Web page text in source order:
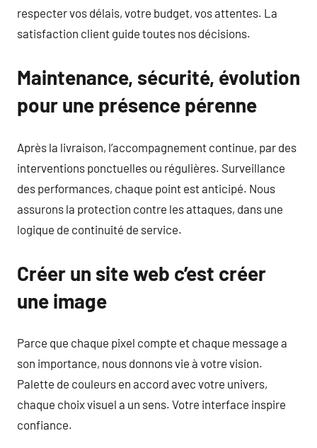
respecter vos délais, votre budget, vos attentes. La
satisfaction client guide toutes nos décisions.
Maintenance, sécurité, évolution
pour une présence pérenne
Après la livraison, l’accompagnement continue, par des
interventions ponctuelles ou régulières. Surveillance
des performances, chaque point est anticipé. Nous
assurons la protection contre les attaques, dans une
logique de continuité de service.
Créer un site web c’est créer
une image
Parce que chaque pixel compte et chaque message a
son importance, nous donnons vie à votre vision.
Palette de couleurs en accord avec votre univers,
chaque choix visuel a un sens. Votre interface inspire
confiance.